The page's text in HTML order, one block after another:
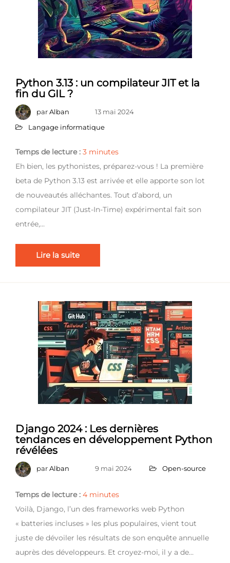
Python 3.13 : un compilateur JIT et la
fin du GIL ?
parAlban
13 mai 2024
Langage informatique
Temps de lecture : 3 minutes
Eh bien, les pythonistes, préparez-vous ! La première
beta de Python 3.13 est arrivée et elle apporte son lot
de nouveautés alléchantes. Tout d’abord, un
compilateur JIT (Just-In-Time) expérimental fait son
entrée,…
Lire la suite
Django 2024 : Les dernières
tendances en développement Python
révélées
parAlban 9 mai 2024 Open-source
Temps de lecture : 4 minutes
Voilà, Django, l’un des frameworks web Python
« batteries incluses » les plus populaires, vient tout
juste de dévoiler les résultats de son enquête annuelle
auprès des développeurs. Et croyez-moi, il y a de…